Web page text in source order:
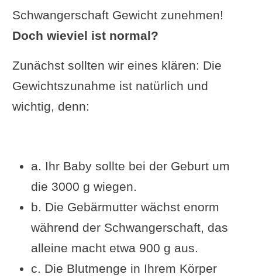
Schwangerschaft Gewicht zunehmen!
Doch wieviel ist normal?
Zunächst sollten wir eines klären: Die
Gewichtszunahme ist natürlich und
wichtig, denn:
a. Ihr Baby sollte bei der Geburt um
die 3000 g wiegen.
b. Die Gebärmutter wächst enorm
während der Schwangerschaft, das
alleine macht etwa 900 g aus.
c. Die Blutmenge in Ihrem Körper